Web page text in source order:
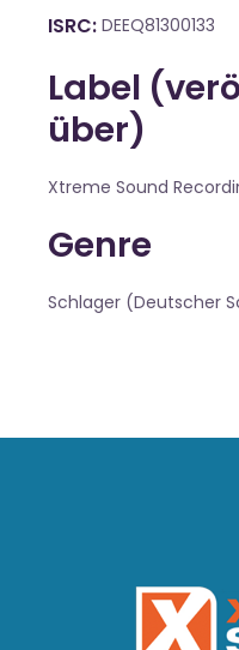
ISRC DEEQ81300133
Label
über)
Xtreme Sound
Genre
Schlager (Deutscher